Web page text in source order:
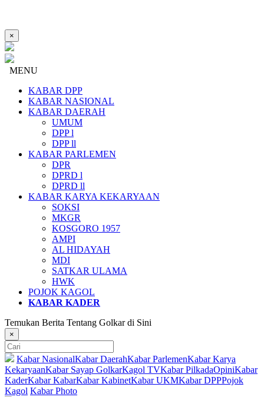
×
MENU
KABAR DPP
KABAR NASIONAL
KABAR DAERAH
UMUM
DPP l
DPP ll
KABAR PARLEMEN
DPR
DPRD l
DPRD ll
KABAR KARYA KEKARYAAN
SOKSI
MKGR
KOSGORO 1957
AMPI
AL HIDAYAH
MDI
SATKAR ULAMA
HWK
POJOK KAGOL
KABAR KADER
Temukan Berita Tentang Golkar di Sini
×
Kabar NasionalKabar DaerahKabar ParlemenKabar Karya
KekaryaanKabar Sayap GolkarKagol TVKabar PilkadaOpiniKabar
KaderKabar KabarKabar KabinetKabar UKMKabar DPPPojok
Kagol Kabar Photo